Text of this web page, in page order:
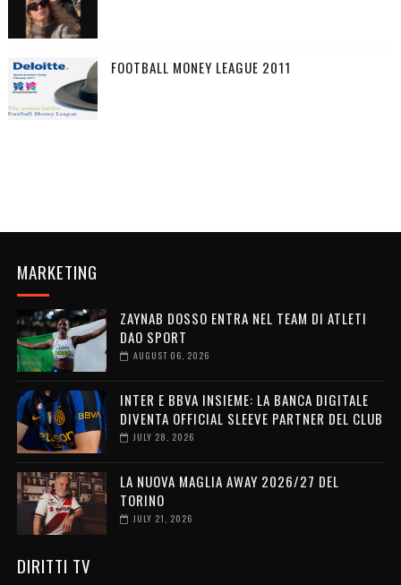
FOOTBALL MONEY LEAGUE 2011
MARKETING
ZAYNAB DOSSO ENTRA NEL TEAM DI ATLETI
DAO SPORT
AUGUST 06, 2026
INTER E BBVA INSIEME: LA BANCA DIGITALE
DIVENTA OFFICIAL SLEEVE PARTNER DEL CLUB
JULY 28, 2026
LA NUOVA MAGLIA AWAY 2026/27 DEL
TORINO
JULY 21, 2026
DIRITTI TV